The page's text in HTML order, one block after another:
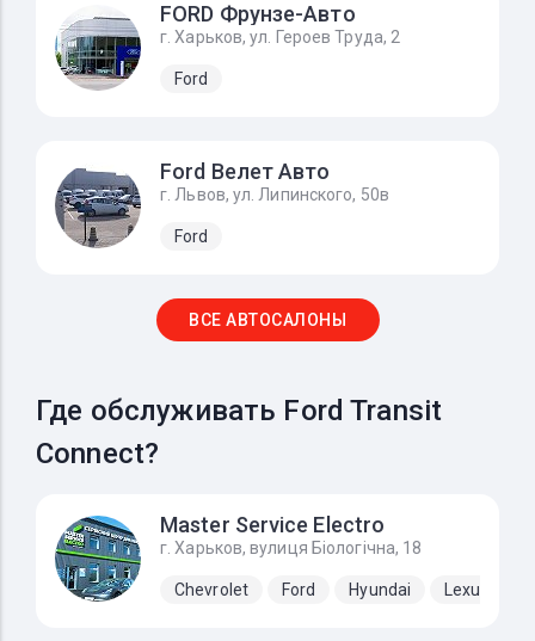
FORD Фрунзе-Авто
г. Харьков, ул. Героев Труда, 2
Ford
Ford Велет Авто
г. Львов, ул. Липинского, 50в
Ford
ВСЕ АВТОСАЛОНЫ
Где обслуживать Ford Transit
Connect?
Master Service Electro
г. Харьков, вулиця Біологічна, 18
Chevrolet Ford Hyundai Lexus